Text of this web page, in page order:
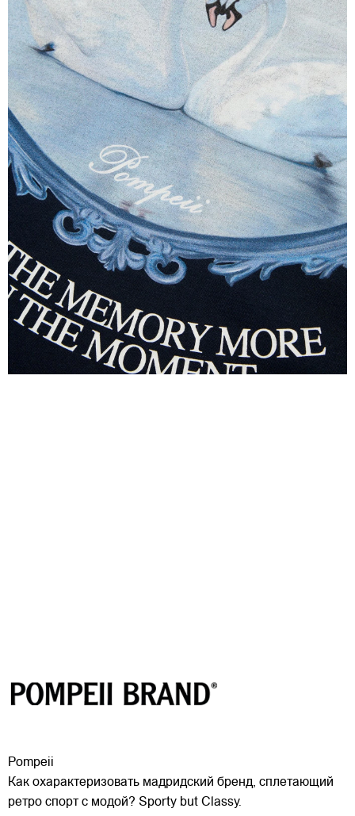
Pompeii
Как охарактеризовать мадридский бренд, сплетающий
ретро спорт с модой? Sporty but Classy.